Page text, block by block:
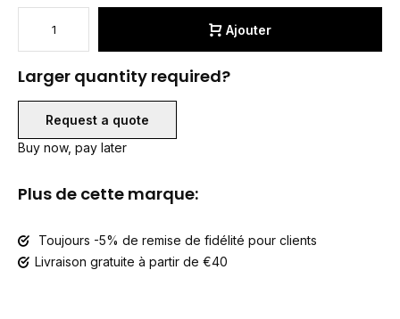
Ajouter
Larger quantity required?
Request a quote
Buy now, pay later
Plus de cette marque:
Toujours -5% de remise de fidélité pour clients
Livraison gratuite à partir de €40